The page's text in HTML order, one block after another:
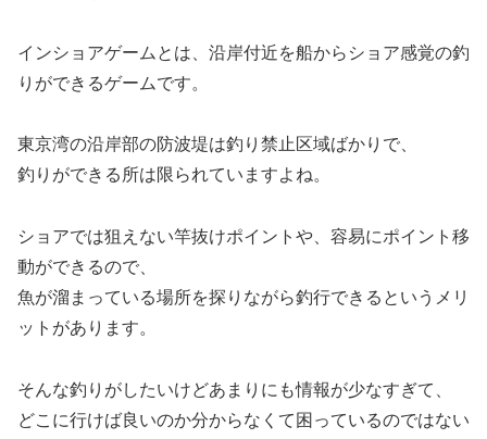
インショアゲームとは、沿岸付近を船からショア感覚の釣
りができるゲームです。
東京湾の沿岸部の防波堤は釣り禁止区域ばかりで、
釣りができる所は限られていますよね。
ショアでは狙えない竿抜けポイントや、容易にポイント移
動ができるので、
魚が溜まっている場所を探りながら釣行できるというメリ
ットがあります。
そんな釣りがしたいけどあまりにも情報が少なすぎて、
どこに行けば良いのか分からなくて困っているのではない